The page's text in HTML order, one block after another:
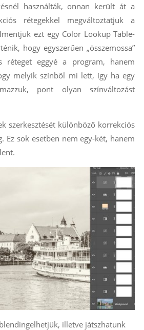
használták, onnan került át a
rétegekkel megváltoztatjuk a
ezt egy Color Lookup Table-
hogy egyszerűen „összemossa”
réteget eggyé a program, hanem
melyik színből mi lett, így ha egy
pont olyan színváltozást
szerkesztését különböző korrekciós
Ez sok esetben nem egy-két, hanem
illetve játszhatunk